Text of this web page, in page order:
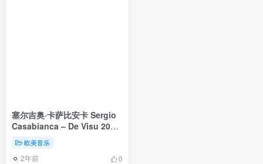
塞尔吉奥·卡萨比安卡 Sergio
Casabianca – De Visu 2023
[24bit/48kHz] [Hi-Res Flac
1.31GB]
欧美音乐
2年前 0